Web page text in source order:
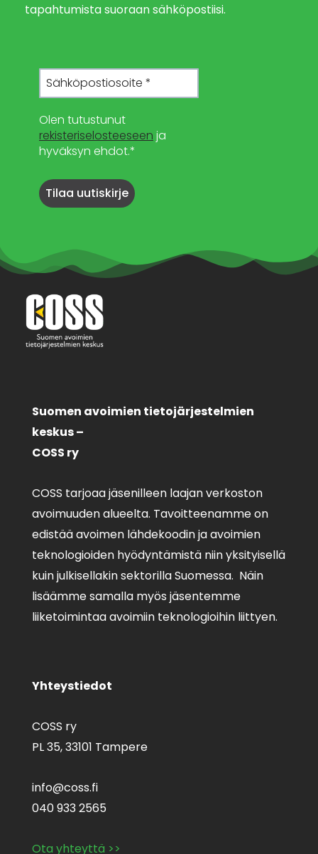
tapahtumista suoraan sähköpostiisi.
Olen tutustunut
rekisteriselosteeseen ja
hyväksyn ehdot.*
Suomen avoimien tietojärjestelmien
keskus –
COSS ry
COSS tarjoaa jäsenilleen laajan verkoston
avoimuuden alueelta. Tavoitteenamme on
edistää avoimen lähdekoodin ja avoimien
teknologioiden hyödyntämistä niin yksityisellä
kuin julkisellakin sektorilla Suomessa. Näin
lisäämme samalla myös jäsentemme
liiketoimintaa avoimiin teknologioihin liittyen.
Yhteystiedot
COSS ry
PL 35,33101 Tampere
info@coss.fi
040 933 2565
Ota yhteyttä >>